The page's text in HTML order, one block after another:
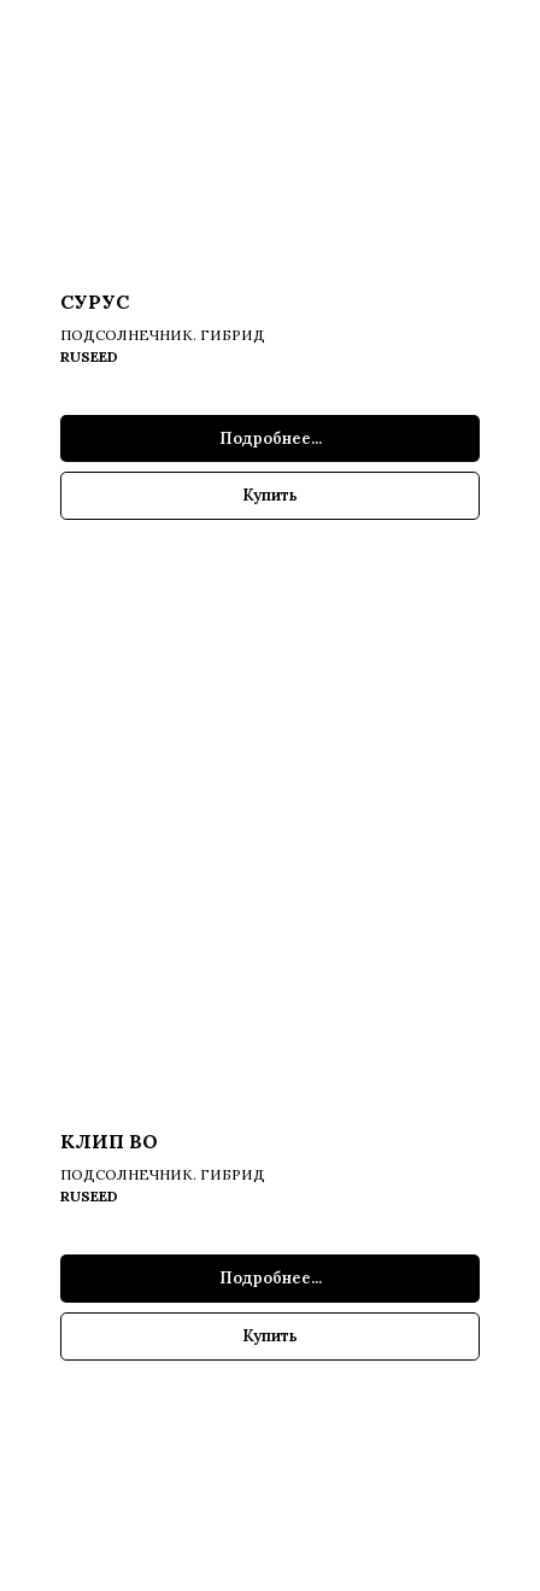
СУРУС
ПОДСОЛНЕЧНИК. ГИБРИД
RUSEED
Подробнее...
Купить
КЛИП ВО
ПОДСОЛНЕЧНИК. ГИБРИД
RUSEED
Подробнее...
Купить